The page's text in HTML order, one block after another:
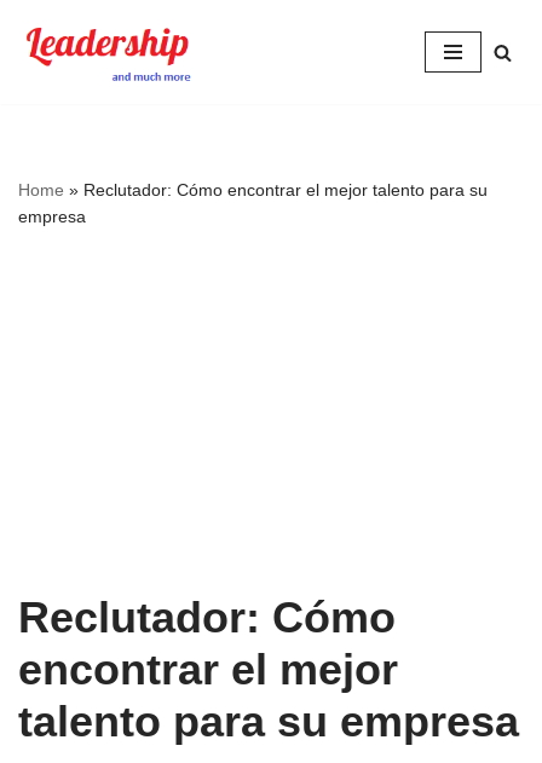
Skip
Home » Reclutador: Cómo encontrar el mejor talento para su
empresa
Reclutador: Cómo
encontrar el mejor
talento para su empresa